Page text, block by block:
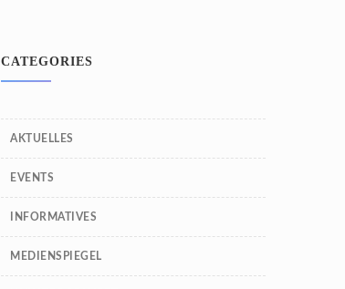
CATEGORIES
AKTUELLES
EVENTS
INFORMATIVES
MEDIENSPIEGEL